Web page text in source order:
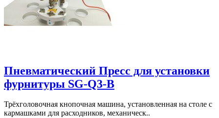
Пневматический Пресс для установки
фурнитуры SG-Q3-B
Трёхголовочная кнопочная машина, установленная на столе с
кармашками для расходников, механическ..